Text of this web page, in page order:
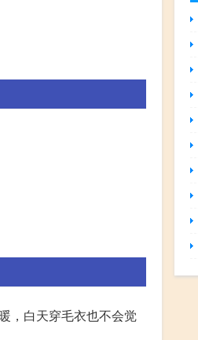
，白天穿毛衣也不会觉